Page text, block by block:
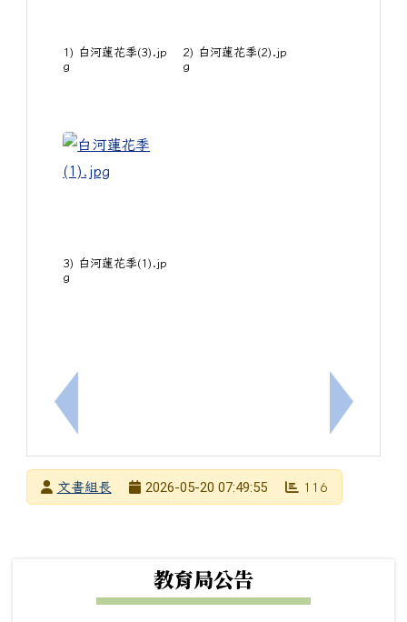
上一筆：114學年度第2學期第12次行政會議會議紀
1) 白河蓮花季(3).jp
g
2) 白河蓮花季(2).jp
g
3) 白河蓮花季(1).jp
g
下一筆：
發布者文書組長
2026-05-20 07:49:55 116
教育局公告